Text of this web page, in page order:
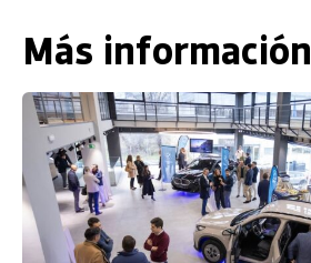
Más información